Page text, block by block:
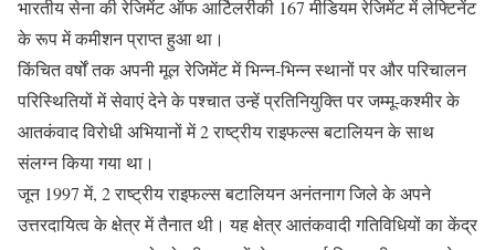
भारतीय सेना की रेजिमेंट ऑफ आर्टिलरीकी 167 मीडियम रेजिमेंट में लेफ्टिनेंट
के रूप में कमीशन प्राप्त हुआ था।
किंचित वर्षों तक अपनी मूल रेजिमेंट में भिन्न-भिन्न स्थानों पर और परिचालन
परिस्थितियों में सेवाएं देने के पश्चात उन्हें प्रतिनियुक्ति पर जम्मू-कश्मीर के
आतकंवाद विरोधी अभियानों में 2 राष्ट्रीय राइफल्स बटालियन के साथ
संलग्न किया गया था।
जून 1997 में, 2 राष्ट्रीय राइफल्स बटालियन अनंतनाग जिले के अपने
उत्तरदायित्व के क्षेत्र में तैनात थी। यह क्षेत्र आतंकवादी गतिविधियों का केंद्र